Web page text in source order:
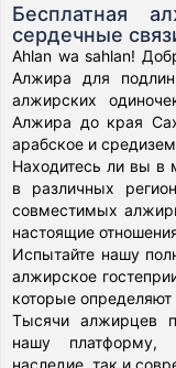
Бесплатная
сердечные
Ahlan wa sahlan!
Алжира для
алжирских
Алжира до края
арабское и
Находитесь ли вы в
в различных
совместимых
настоящие
Испытайте нашу
алжирское
которые определяют
Тысячи алжирцев
нашу платформу,
наследие, так и